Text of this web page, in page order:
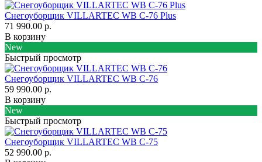
Снегоуборщик VILLARTEC WB C-76 Plus
71 990.00 р.
В корзину
New
Быстрый просмотр
Снегоуборщик VILLARTEC WB C-76
59 990.00 р.
В корзину
New
Быстрый просмотр
Снегоуборщик VILLARTEC WB C-75
52 990.00 р.